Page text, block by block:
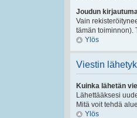
Joudun
Vain
tämän toiminnon).
Ylös
Viestin
Kuinka lähetän
Lähettääksesi
Mitä voit tehdä
Ylös